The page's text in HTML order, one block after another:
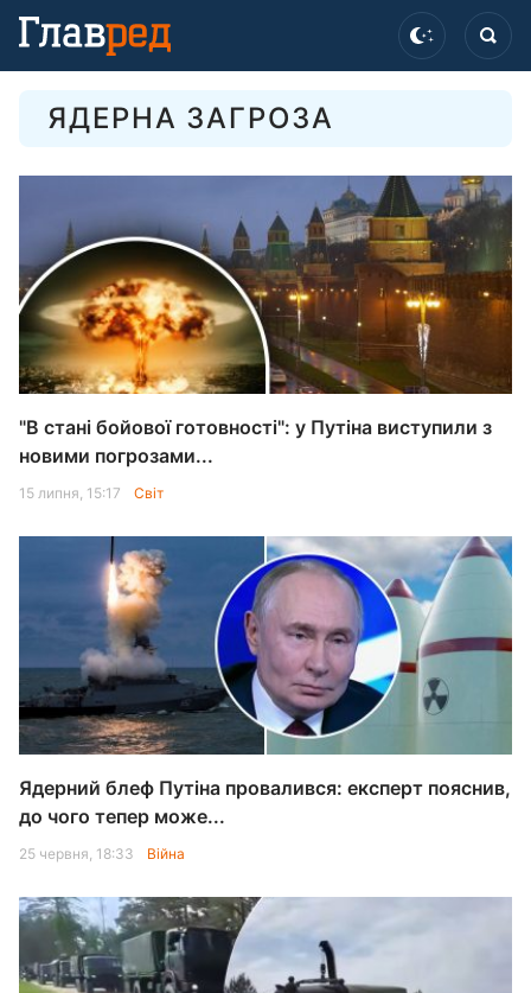
ЯДЕРНА ЗАГРОЗА
"В стані бойової готовності": у Путіна виступили з
новими погрозами...
15 липня, 15:17 Світ
Ядерний блеф Путіна провалився: експерт пояснив,
до чого тепер може...
25 червня, 18:33 Війна